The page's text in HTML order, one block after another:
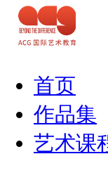
首页
作品集
艺术课